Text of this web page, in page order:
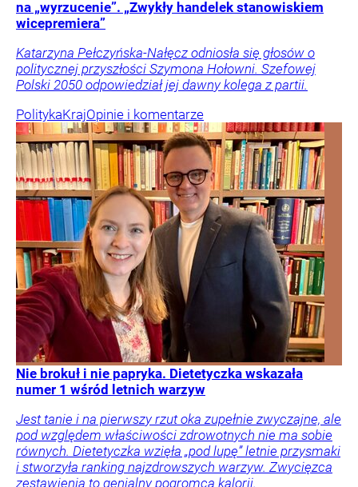
na „wyrzucenie”. „Zwykły handelek stanowiskiem
wicepremiera”
Katarzyna Pełczyńska-Nałęcz odniosła się głosów o
politycznej przyszłości Szymona Hołowni. Szefowej
Polski 2050 odpowiedział jej dawny kolega z partii.
PolitykaKrajOpinie i komentarze
Nie brokuł i nie papryka. Dietetyczka wskazała
numer 1 wśród letnich warzyw
Jest tanie i na pierwszy rzut oka zupełnie zwyczajne, ale
pod względem właściwości zdrowotnych nie ma sobie
równych. Dietetyczka wzięła „pod lupę” letnie przysmaki
i stworzyła ranking najzdrowszych warzyw. Zwycięzca
zestawienia to genialny pogromca kalorii.